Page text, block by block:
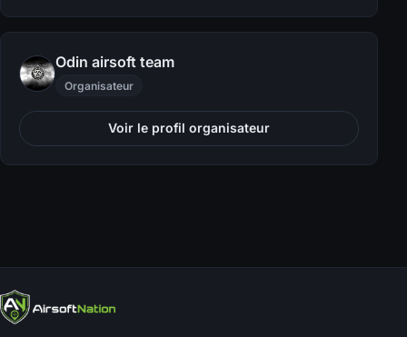
Odin airsoft team
Organisateur
Voir le profil organisateur